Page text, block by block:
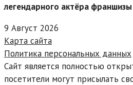
легендарного актёра франшизы
9 Август 2026
Карта сайта
Политика персональных данных
Сайт является полностью
посетители могут присылать